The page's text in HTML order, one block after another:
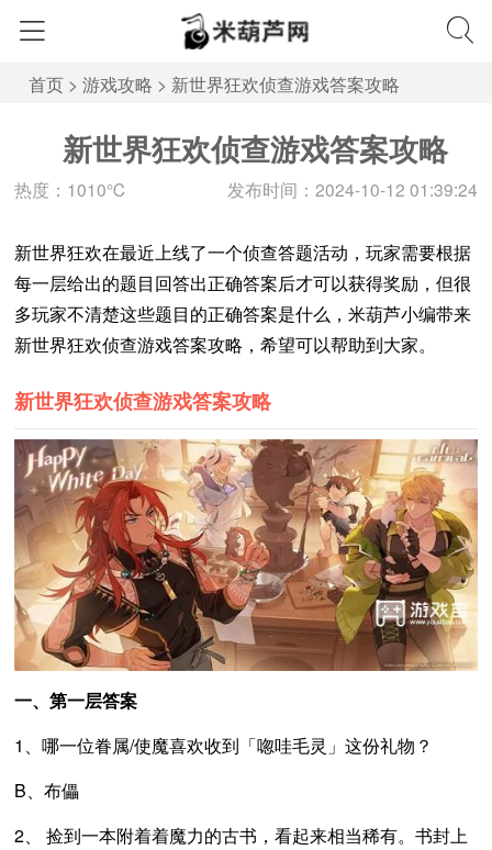
首页 > 游戏攻略 > 新世界狂欢侦查游戏答案攻略
新世界狂欢侦查游戏答案攻略
热度：1010℃ 发布时间：2024-10-12 01:39:24
新世界狂欢在最近上线了一个侦查答题活动，玩家需要根据
每一层给出的题目回答出正确答案后才可以获得奖励，但很
多玩家不清楚这些题目的正确答案是什么，米葫芦小编带来
新世界狂欢侦查游戏答案攻略，希望可以帮助到大家。
新世界狂欢侦查游戏答案攻略
一、第一层答案
1、哪一位眷属/使魔喜欢收到「唿哇毛灵」这份礼物？
B、布儡
2、 捡到一本附着着魔力的古书，看起来相当稀有。书封上